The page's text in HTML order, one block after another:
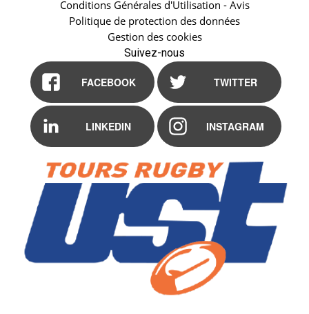
Conditions Générales d'Utilisation - Avis
Politique de protection des données
Gestion des cookies
Suivez-nous
FACEBOOK TWITTER
LINKEDIN INSTAGRAM